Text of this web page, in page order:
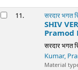
11. सरदार भगत
SHIV
Pramod
सरदार भगत
Kumar,
Material